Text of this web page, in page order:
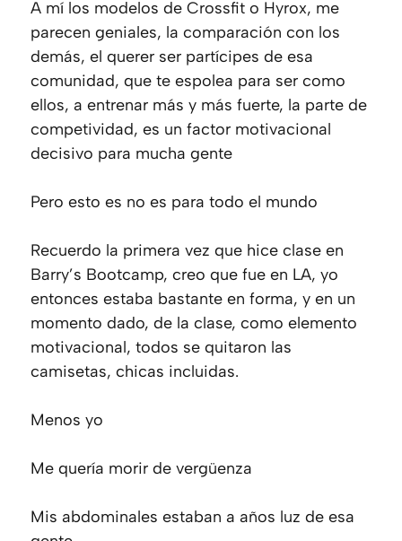
A mí los modelos de Crossfit o Hyrox, me
parecen geniales, la comparación con los
demás, el querer ser partícipes de esa
comunidad, que te espolea para ser como
ellos, a entrenar más y más fuerte, la parte de
competividad, es un factor motivacional
decisivo para mucha gente
Pero esto es no es para todo el mundo
Recuerdo la primera vez que hice clase en
Barry’s Bootcamp, creo que fue en LA, yo
entonces estaba bastante en forma, y en un
momento dado, de la clase, como elemento
motivacional, todos se quitaron las
camisetas, chicas incluidas.
Menos yo
Me quería morir de vergüenza
Mis abdominales estaban a años luz de esa